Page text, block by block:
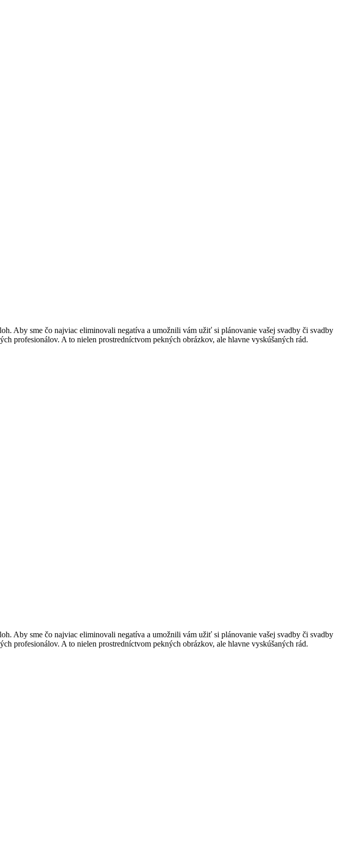
Aby sme čo najviac eliminovali negatíva a umožnili vám užiť si plánovanie vašej svadby či svadby
profesionálov. A to nielen prostredníctvom pekných obrázkov, ale hlavne vyskúšaných rád.
Aby sme čo najviac eliminovali negatíva a umožnili vám užiť si plánovanie vašej svadby či svadby
profesionálov. A to nielen prostredníctvom pekných obrázkov, ale hlavne vyskúšaných rád.